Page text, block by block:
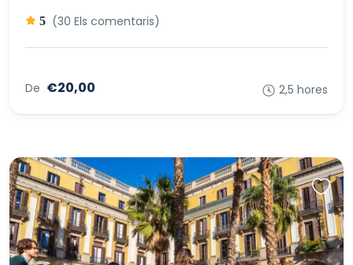
5 (30 Els comentaris)
De €20,00 2,5 hores